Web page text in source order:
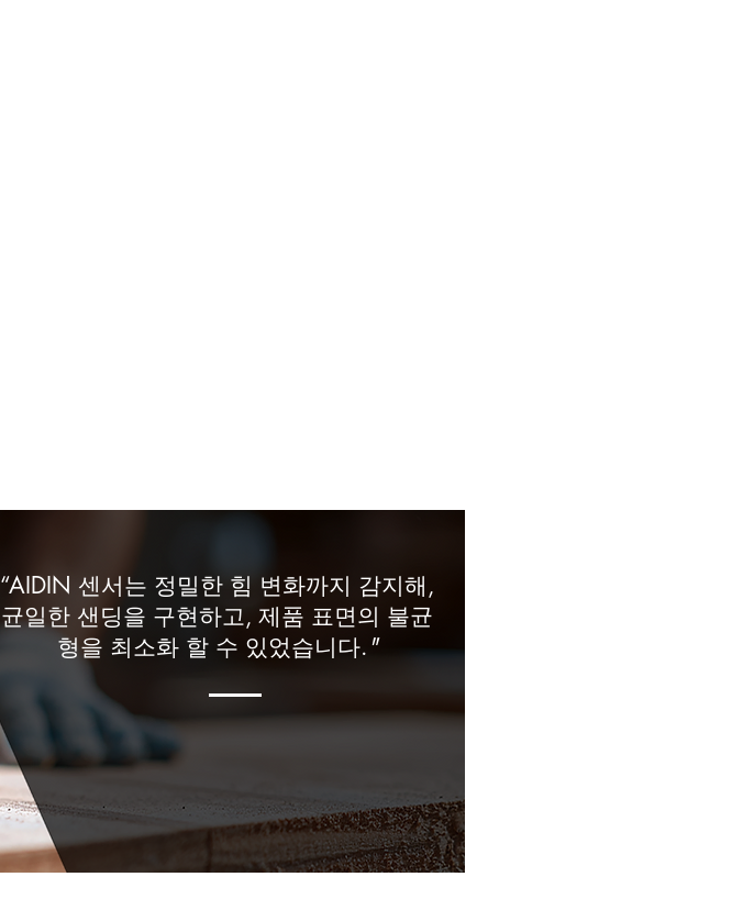
“AIDIN 센서는 정밀한 힘 변화까지 감지해,
균일한 샌딩을 구현하고, 제품 표면의 불균
형을 최소화 할 수 있었습니다."